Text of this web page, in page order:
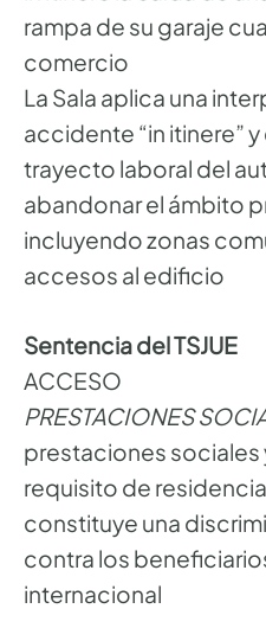
rampa de su garaje
comercio
La Sala aplica una
accidente “in itinere”
trayecto laboral del
abandonar el ámbito
incluyendo zonas
accesos al edificio
Sentencia del TSJUE
ACCESO
PRESTACIONES
prestaciones sociales
requisito de
constituye una
contra los
internacional